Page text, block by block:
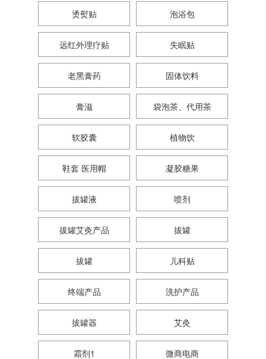
烫熨贴 泡浴包
远红外理疗贴 失眠贴
老黑膏药 固体饮料
膏滋 袋泡茶、代用茶
软胶囊 植物饮
鞋套 医用帽 凝胶糖果
拔罐液 喷剂
拔罐艾灸产品 拔罐
拔罐 儿科贴
终端产品 洗护产品
拔罐器 艾灸
霜剂1 微商电商